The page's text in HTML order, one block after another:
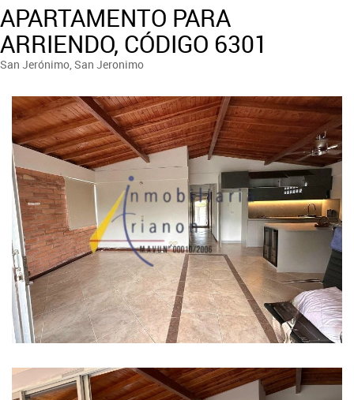
APARTAMENTO PARA
ARRIENDO, CÓDIGO 6301
San Jerónimo, San Jeronimo